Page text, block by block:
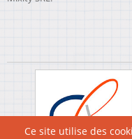
Ce site utilise des